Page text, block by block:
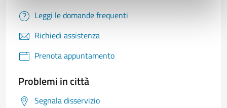
Leggi le domande frequenti
Richiedi assistenza
Prenota appuntamento
Problemi in città
Segnala disservizio